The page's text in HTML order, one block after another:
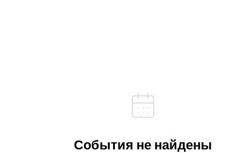
События не найдены